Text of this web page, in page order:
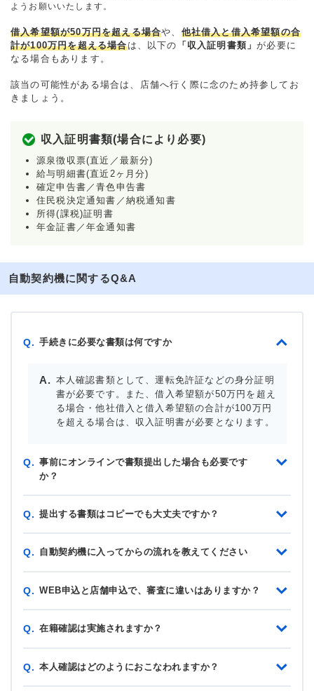
ようお願いいたします。
借入希望額が50万円を超える場合や、 他社借入と借入希望額の合
計が100万円を超える場合は、以下の 「収入証明書類」が必要に
なる場合もあります。
該当の可能性がある場合は、店舗へ行く際に念のため持参してお
きましょう。
収入証明書類(場合により必要)
源泉徴収票(直近／最新分)
給与明細書(直近2ヶ月分)
確定申告書／青色申告書
住民税決定通知書／納税通知書
所得(課税)証明書
年金証書／年金通知書
自動契約機に関するQ&A
Q. 手続きに必要な書類は何ですか
本人確認書類として、運転免許証などの身分証明
書が必要です。また、借入希望額が50万円を超え
る場合・他社借入と借入希望額の合計が100万円
を超える場合は、収入証明書が必要となります。
Q. 事前にオンラインで書類提出した場合も必要です
か？
Q. 提出する書類はコピーでも大丈夫ですか？
Q. 自動契約機に入ってからの流れを教えてください
Q. WEB申込と店舗申込で、審査に違いはありますか？
Q. 在籍確認は実施されますか？
Q. 本人確認はどのようにおこなわれますか？